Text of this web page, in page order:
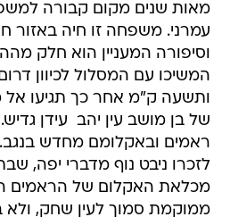
מאות שנים מקום קבורה
וסיפורה המעניין הוא חלק
המשיכו עם המסלול לכיוון
ותשעה ק"מ אחר כך תגיעו אל
של בן מושב עין יהב  עידן
ראמים ובאקלומם מחדש
לזכרו ניבט נוף מדברי יפה,
מכלאת האקלום של הראמים
ממוקמת סמוך לעין שחק,